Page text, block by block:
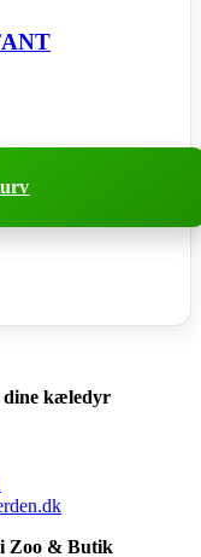
dine kæledyr
Zoo & Butik